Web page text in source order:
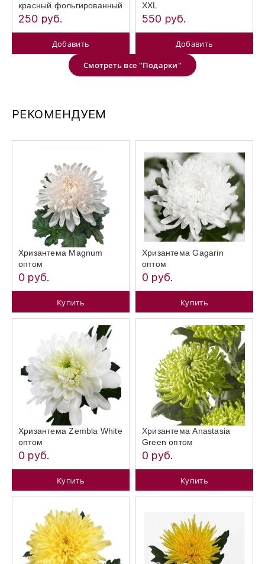
красный фольгированный
250 руб.
Добавить
XXL
550 руб.
Добавить
Смотреть все "Подарки"
РЕКОМЕНДУЕМ
Хризантема Magnum
оптом
0 руб.
Купить
Хризантема Gagarin
оптом
0 руб.
Купить
Хризантема Zembla White
оптом
0 руб.
Купить
Хризантема Anastasia
Green оптом
0 руб.
Купить